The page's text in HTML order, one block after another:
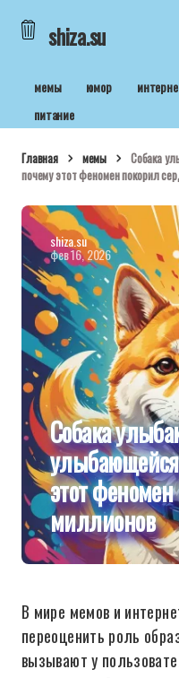
shiza.su
мемы юмор
питание
Главная мемы
Собака
почему этот феномен покорил
shiza.su
фев 16, 2026
Собака
этот
миллионов
В мире мемов и
переоценить роль
вызывают у